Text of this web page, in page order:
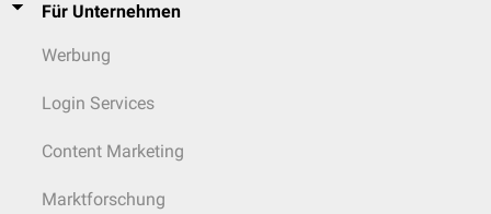
Für Unternehmen
Werbung
Login Services
Content Marketing
Marktforschung